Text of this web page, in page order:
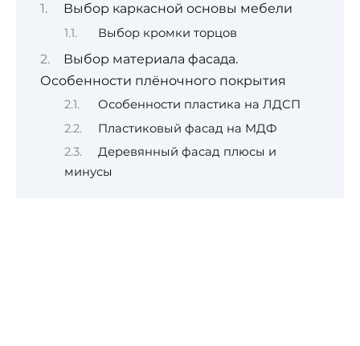
Выбор каркасной основы мебели
Выбор кромки торцов
Выбор материала фасада.
Особенности плёночного покрытия
Особенности пластика на ЛДСП
Пластиковый фасад на МДФ
Деревянный фасад плюсы и
минусы